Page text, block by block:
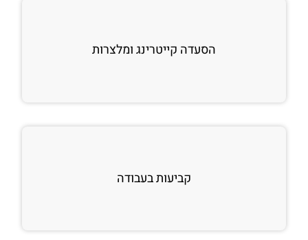
הסעדה קייטרינג ומלצרות
קביעות בעבודה